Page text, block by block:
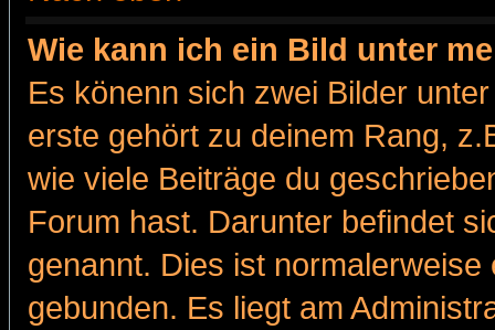
Wie kann ich ein Bild unter
Es könenn sich zwei Bilder
erste gehört zu deinem Rang,
wie viele Beiträge du
Forum hast. Darunter befindet
genannt. Dies ist
gebunden. Es liegt am